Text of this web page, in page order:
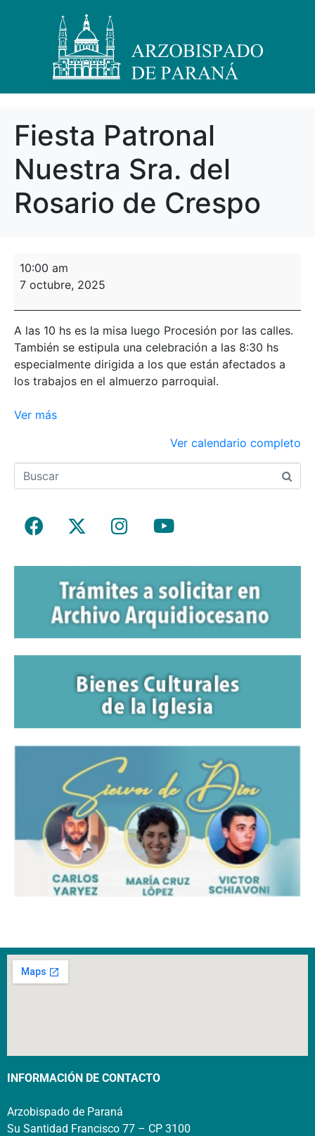
Fiesta Patronal
Nuestra Sra. del
Rosario de Crespo
10:00 am
7 octubre, 2025
A las 10 hs es la misa luego Procesión por las calles.
También se estipula una celebración a las 8:30 hs
especialmente dirigida a los que están afectados a
los trabajos en el almuerzo parroquial.
Ver más
Ver calendario completo
INFORMACIÓN DE CONTACTO
Arzobispado de Paraná
Su Santidad Francisco 77 – CP 3100